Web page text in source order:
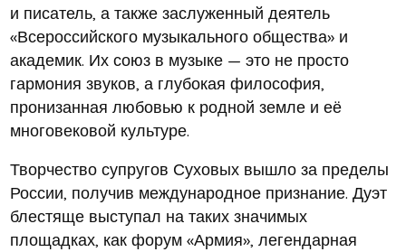
и писатель, а также заслуженный деятель
«Всероссийского музыкального общества» и
академик. Их союз в музыке — это не просто
гармония звуков, а глубокая философия,
пронизанная любовью к родной земле и её
многовековой культуре.
Творчество супругов Суховых вышло за пределы
России, получив международное признание. Дуэт
блестяще выступал на таких значимых
площадках, как форум «Армия», легендарная